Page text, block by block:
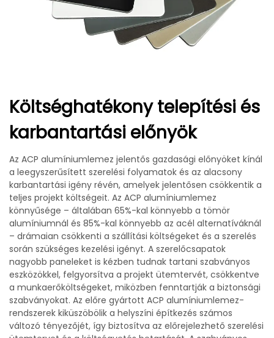
Költséghatékony telepítési és
karbantartási előnyök
Az ACP alumíniumlemez jelentős gazdasági előnyöket kínál
a leegyszerűsített szerelési folyamatok és az alacsony
karbantartási igény révén, amelyek jelentősen csökkentik a
teljes projekt költségeit. Az ACP alumíniumlemez
könnyűsége – általában 65%-kal könnyebb a tömör
alumíniumnál és 85%-kal könnyebb az acél alternatíváknál
– drámaian csökkenti a szállítási költségeket és a szerelés
során szükséges kezelési igényt. A szerelőcsapatok
nagyobb paneleket is kézben tudnak tartani szabványos
eszközökkel, felgyorsítva a projekt ütemtervét, csökkentve
a munkaerőköltségeket, miközben fenntartják a biztonsági
szabványokat. Az előre gyártott ACP alumíniumlemez-
rendszerek kiküszöbölik a helyszíni építkezés számos
változó tényezőjét, így biztosítva az előrejelezhető szerelési